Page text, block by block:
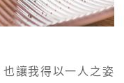
讓我得以一人之姿